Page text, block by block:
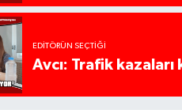
EDITÖRÜN SEÇTIĞI
Avcı: Trafik